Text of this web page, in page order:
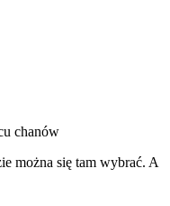
chanów
można się tam wybrać. A